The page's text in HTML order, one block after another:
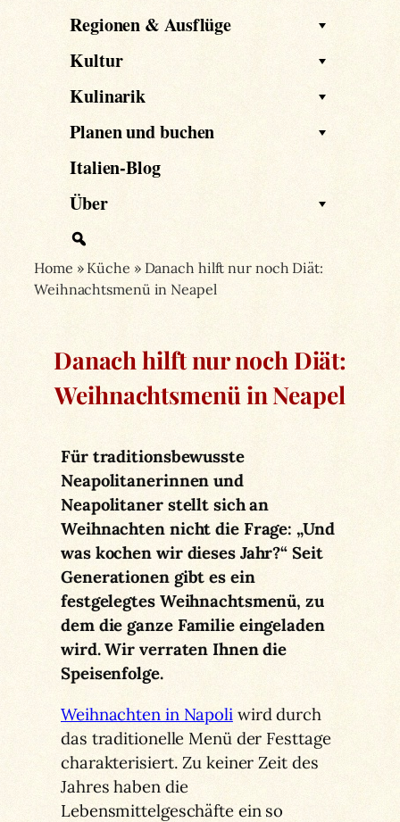
Regionen & Ausflüge
Kultur
Kulinarik
Planen und buchen
Italien-Blog
Über
Home » Küche » Danach hilft nur noch Diät:
Weihnachtsmenü in Neapel
Danach hilft nur noch Diät:
Weihnachtsmenü in Neapel
Für traditionsbewusste
Neapolitanerinnen und
Neapolitaner stellt sich an
Weihnachten nicht die Frage: „Und
was kochen wir dieses Jahr?“ Seit
Generationen gibt es ein
festgelegtes Weihnachtsmenü, zu
dem die ganze Familie eingeladen
wird. Wir verraten Ihnen die
Speisenfolge.
Weihnachten in Napoli wird durch
das traditionelle Menü der Festtage
charakterisiert. Zu keiner Zeit des
Jahres haben die
Lebensmittelgeschäfte ein so